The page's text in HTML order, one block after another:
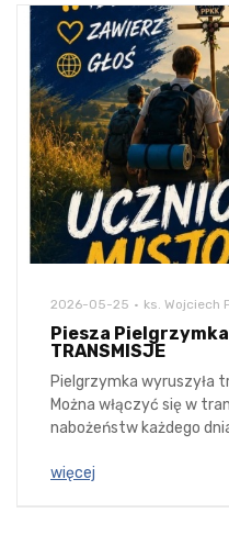
2026-05-25 ks. Wojciech
Piesza
TRANSMISJE
Pielgrzymka wyruszyła
Można włączyć się w
nabożeństw każdego
więcej